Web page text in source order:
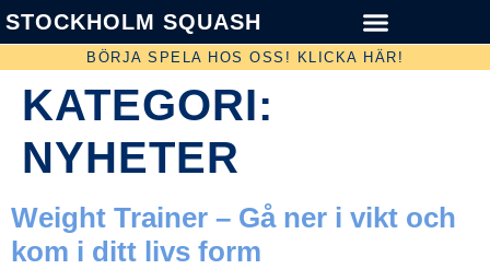
STOCKHOLM SQUASH
BÖRJA SPELA HOS OSS! KLICKA HÄR!
KATEGORI:
NYHETER
Weight Trainer – Gå ner i vikt och
kom i ditt livs form